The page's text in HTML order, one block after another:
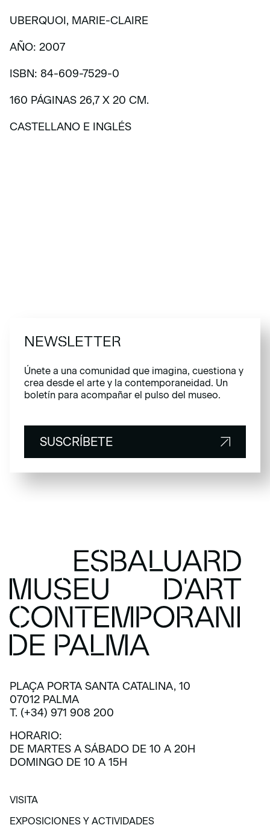
UBERQUOI, MARIE-CLAIRE
AÑO: 2007
ISBN: 84-609-7529-0
160 PÁGINAS 26,7 X 20 CM.
CASTELLANO E INGLÉS
NEWSLETTER
Únete a una comunidad que imagina, cuestiona y
crea desde el arte y la contemporaneidad. Un
boletín para acompañar el pulso del museo.
SUSCRÍBETE
SUSCRÍBETE
PLAÇA PORTA SANTA CATALINA, 10
07012 PALMA
T. (+34) 971 908 200
HORARIO:
DE MARTES A SÁBADO DE 10 A 20H
DOMINGO DE 10 A 15H
VISITA
VISITA
EXPOSICIONES Y ACTIVIDADES